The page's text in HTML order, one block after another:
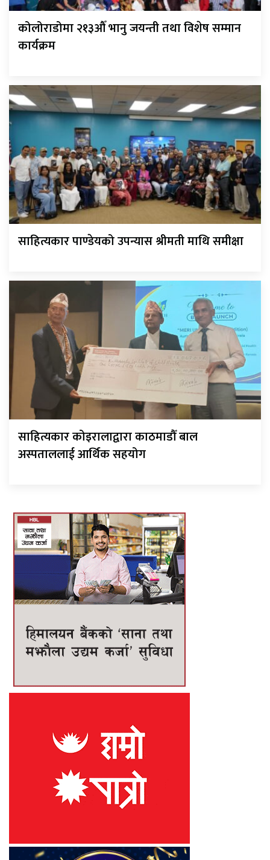
कोलोराडोमा २१३औँ भानु जयन्ती तथा विशेष सम्मान
कार्यक्रम
साहित्यकार पाण्डेयको उपन्यास श्रीमती माथि समीक्षा
साहित्यकार कोइरालाद्वारा काठमाडौँ बाल
अस्पताललाई आर्थिक सहयोग